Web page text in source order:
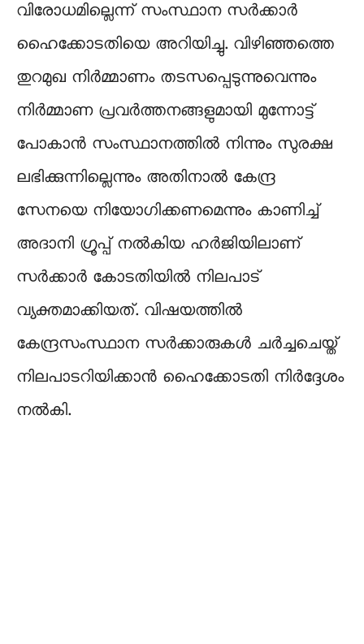
വിരോധമില്ലെന്ന് സംസ്ഥാന സർക്കാർ
ഹൈക്കോടതിയെ അറിയിച്ചു. വിഴിഞ്ഞത്തെ
തുറമുഖ നിർമ്മാണം തടസപ്പെടുന്നുവെന്നും
നിർമ്മാണ പ്രവർത്തനങ്ങളുമായി മുന്നോട്ട്
പോകാൻ സംസ്ഥാനത്തിൽ നിന്നും സുരക്ഷ
ലഭിക്കുന്നില്ലെന്നും അതിനാൽ കേന്ദ്ര
സേനയെ നിയോഗിക്കണമെന്നും കാണിച്ച്
അദാനി ഗ്രൂപ്പ് നൽകിയ ഹർജിയിലാണ്
സർക്കാർ കോടതിയിൽ നിലപാട്
വ്യക്തമാക്കിയത്. വിഷയത്തില്‍
കേന്ദ്രസംസ്ഥാന സര്‍ക്കാരുകള്‍ ചര്‍ച്ചചെയ്ത്
നിലപാടറിയിക്കാന്‍ ഹൈക്കോടതി നിര്‍ദ്ദേശം
നല്‍കി.